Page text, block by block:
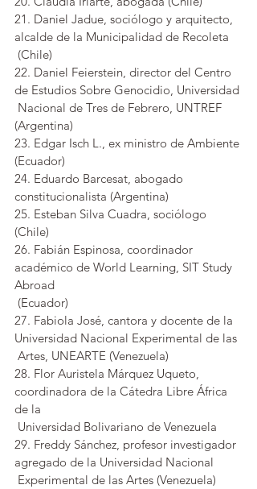
21. Daniel Jadue, sociólogo y arquitecto,
alcalde de la Municipalidad de Recoleta
(Chile)
22. Daniel Feierstein, director del Centro
de Estudios Sobre Genocidio, Universidad
(Argentina)
23. Edgar Isch L., ex ministro de Ambiente
(Ecuador)
24. Eduardo Barcesat, abogado
constitucionalista (Argentina)
25. Esteban Silva Cuadra, sociólogo
(Chile)
26. Fabián Espinosa, coordinador
académico de World Learning, SIT Study
Abroad
(Ecuador)
27. Fabiola José, cantora y docente de la
Universidad Nacional Experimental de las
Artes, UNEARTE (Venezuela)
28. Flor Auristela Márquez Uqueto,
coordinadora de la Cátedra Libre África
de la
Universidad Bolivariano de Venezuela
29. Freddy Sánchez, profesor investigador
agregado de la Universidad Nacional
Experimental de las Artes (Venezuela)